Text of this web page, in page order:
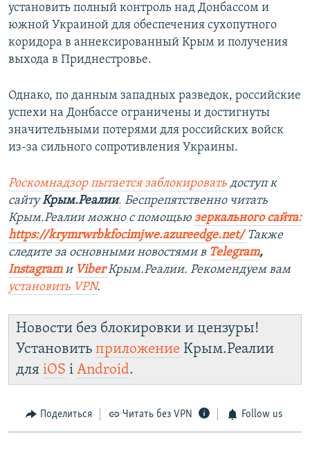
установить полный контроль над Донбассом и
южной Украиной для обеспечения сухопутного
коридора в аннексированный Крым и получения
выхода в Приднестровье.
Однако, по данным западных разведок, российские
успехи на Донбассе ограничены и достигнуты
значительными потерями для российских войск
из-за сильного сопротивления Украины.
Роскомнадзор пытается заблокировать доступ к
сайтуКрым.Реалии. Беспрепятственно читать
Крым.Реалии можно с помощью зеркального сайта:
https://krymrwrbkfocimjwe.azureedge.net/ Также
следите за основными новостями в Telegram,
Instagram и ViberКрым.Реалии. Рекомендуем вам
установить VPN.
Новости без блокировки и цензуры!
Установить приложение Крым.Реалии
для iOS і Android.
Поделиться Читать без VPN Follow us